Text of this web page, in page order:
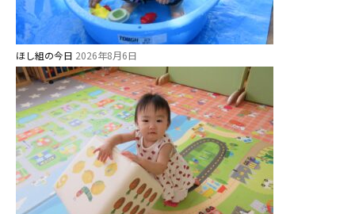
ほし組の今日 2026年8月6日